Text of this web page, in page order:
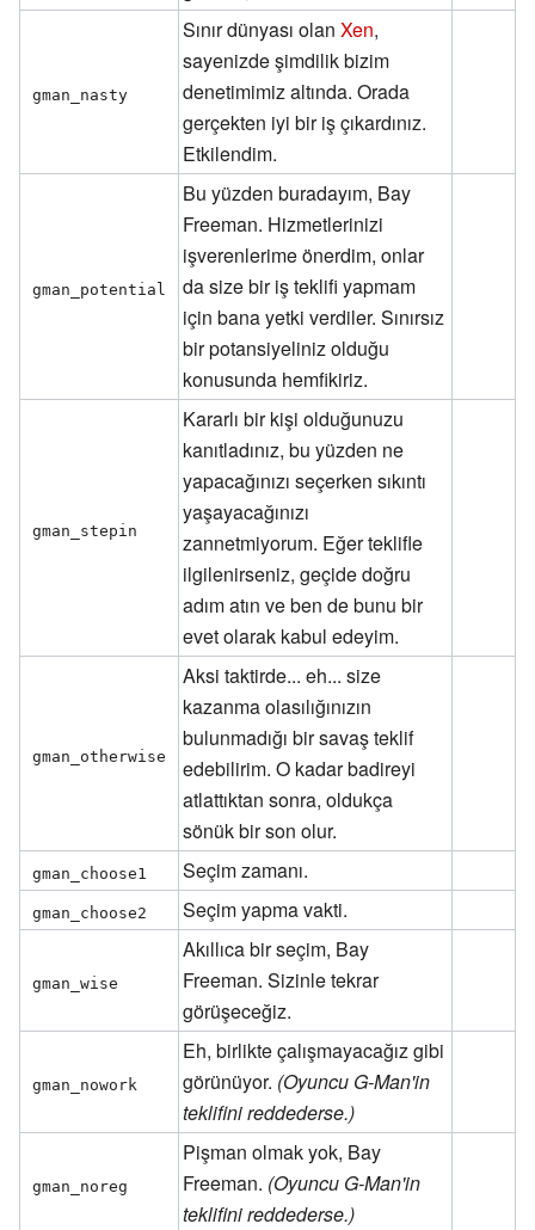
gman_nasty
Sınır dünyası olanXen,
sayenizde şimdilik bizim
denetimimiz altında. Orada
gerçekten iyi bir iş çıkardınız.
Etkilendim.
gman_potential
Bu yüzden buradayım, Bay
Freeman. Hizmetlerinizi
işverenlerime önerdim, onlar
da size bir iş teklifi yapmam
için bana yetki verdiler. Sınırsız
bir potansiyeliniz olduğu
konusunda hemfikiriz.
gman_stepin
Kararlı bir kişi olduğunuzu
kanıtladınız, bu yüzden ne
yapacağınızı seçerken sıkıntı
yaşayacağınızı
zannetmiyorum. Eğer teklifle
ilgilenirseniz, geçide doğru
adım atın ve ben de bunu bir
evet olarak kabul edeyim.
gman_otherwise
Aksi taktirde... eh... size
kazanma olasılığınızın
bulunmadığı bir savaş teklif
edebilirim. O kadar badireyi
atlattıktan sonra, oldukça
sönük bir son olur.
gman_choose1 Seçim zamanı.
gman_choose2 Seçim yapma vakti.
gman_wise
Akıllıca bir seçim, Bay
Freeman. Sizinle tekrar
görüşeceğiz.
gman_nowork
Eh, birlikte çalışmayacağız gibi
görünüyor. (Oyuncu G-Man'in
teklifini reddederse.)
gman_noreg
Pişman olmak yok, Bay
Freeman. (Oyuncu G-Man'in
teklifini reddederse.)